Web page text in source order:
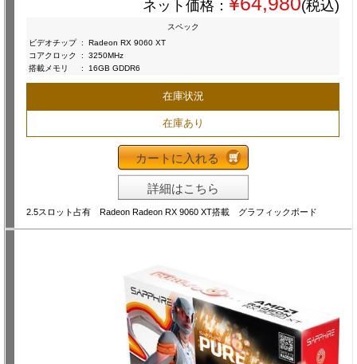
ネット価格： (税込)
スペック
ビデオチップ :
Radeon RX 9060 XT
コアクロック
:
3250MHz
搭載メモリ
: 16GB GDDR6
在庫状況
在庫あり
カートに入れる
詳細はこちら
2.5スロット占有 Radeon Radeon RX 9060 XT搭載 グラフィックボード